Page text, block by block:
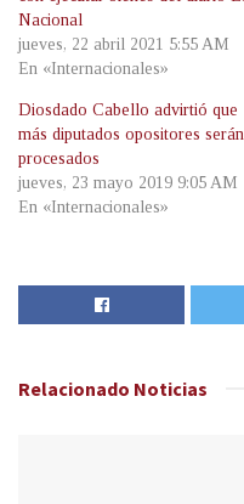
Nacional
jueves, 22 abril 2021 5:55 AM
En «Internacionales»
Diosdado Cabello advirtió que
más diputados opositores serán
procesados
jueves, 23 mayo 2019 9:05 AM
En «Internacionales»
Relacionado Noticias